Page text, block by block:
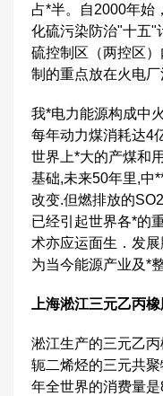
占*半。自2000年始
化硫污染防治"十五"
硫控制区（两控区
制的重点放在火电厂
我*电力能源构成中
每年动力煤消耗达4
世界上*大的产煤和
基础,未来50年里,中
改变.但燃排放的
已经引起世界各*的
术亦应运面生．发
为当今能源产业及*
上海淞江三元乙丙
淞江生产的三元乙
轭二烯烃的三元共
年全世界的消费量